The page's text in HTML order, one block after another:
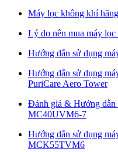
Máy lọc không khí
Lý do nên mua máy
Hướng dẫn sử dụng
Hướng dẫn sử dụng
PuriCare Aero Tower
Đánh giá & Hướng dẫn
MC40UVM6-7
Hướng dẫn sử dụng
MCK55TVM6